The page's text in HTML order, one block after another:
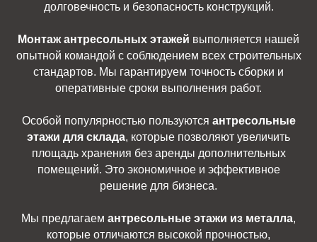
долговечность и безопасность конструкций.
Монтаж антресольных этажей выполняется нашей
опытной командой с соблюдением всех строительных
стандартов. Мы гарантируем точность сборки и
оперативные сроки выполнения работ.
Особой популярностью пользуются антресольные
этажи для склада, которые позволяют увеличить
площадь хранения без аренды дополнительных
помещений. Это экономичное и эффективное
решение для бизнеса.
Мы предлагаем антресольные этажи из металла,
которые отличаются высокой прочностью,